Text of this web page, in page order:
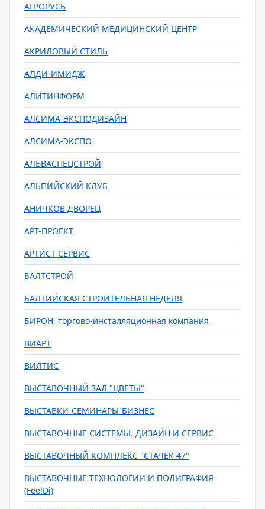
АГРОРУСЬ
АКАДЕМИЧЕСКИЙ МЕДИЦИНСКИЙ ЦЕНТР
АКРИЛОВЫЙ СТИЛЬ
АЛДИ-ИМИДЖ
АЛИТИНФОРМ
АЛСИМА-ЭКСПОДИЗАЙН
АЛСИМА-ЭКСПО
АЛЬВАСПЕЦСТРОЙ
АЛЬПИЙСКИЙ КЛУБ
АНИЧКОВ ДВОРЕЦ
АРТ-ПРОЕКТ
АРТИСТ-СЕРВИС
БАЛТСТРОЙ
БАЛТИЙСКАЯ СТРОИТЕЛЬНАЯ НЕДЕЛЯ
БИРОН, торгово-инсталляционная компания
ВИАРТ
ВИЛТИС
ВЫСТАВОЧНЫЙ ЗАЛ "ЦВЕТЫ"
ВЫСТАВКИ-СЕМИНАРЫ-БИЗНЕС
ВЫСТАВОЧНЫЕ СИСТЕМЫ. ДИЗАЙН И СЕРВИС
ВЫСТАВОЧНЫЙ КОМПЛЕКС "СТАЧЕК 47"
ВЫСТАВОЧНЫЕ ТЕХНОЛОГИИ И ПОЛИГРАФИЯ
(FeelDi)